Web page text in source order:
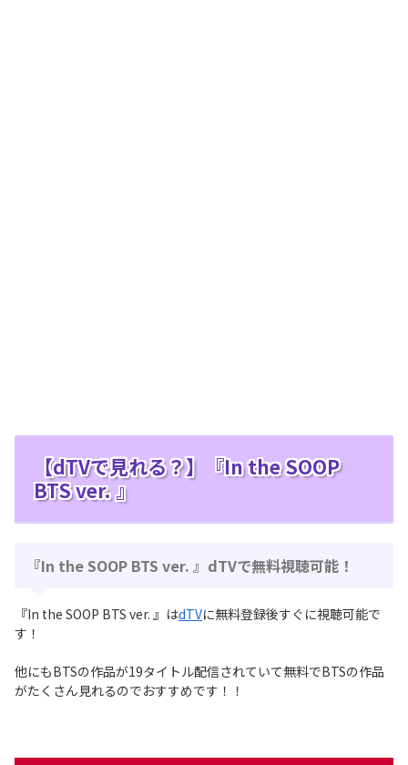
【dTVで見れる？】『In the SOOP
BTS ver. 』
『In the SOOP BTS ver. 』dTVで無料視聴可能！
『In the SOOP BTS ver. 』はdTVに無料登録後すぐに視聴可能で
す！
他にもBTSの作品が19タイトル配信されていて無料でBTSの作品
がたくさん見れるのでおすすめです！！